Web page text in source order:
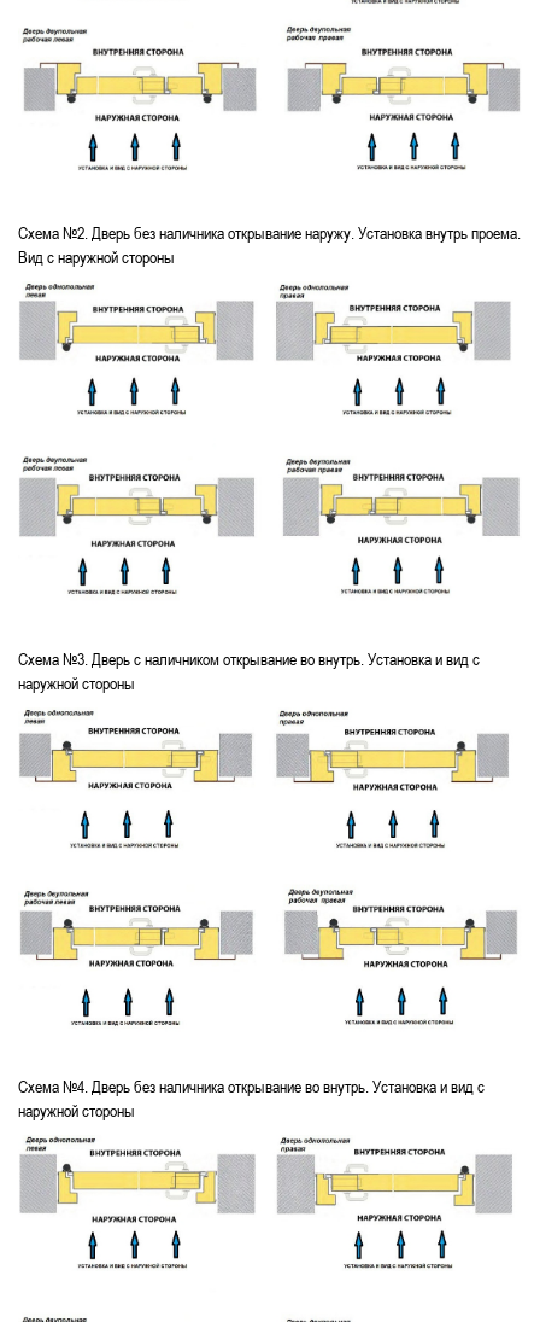
Схема №2. Дверь без наличника открывание наружу. Установка внутрь проема.
Вид с наружной стороны
Схема №3. Дверь с наличником открывание во внутрь. Установка и вид с
наружной стороны
Схема №4. Дверь без наличника открывание во внутрь. Установка и вид с
наружной стороны